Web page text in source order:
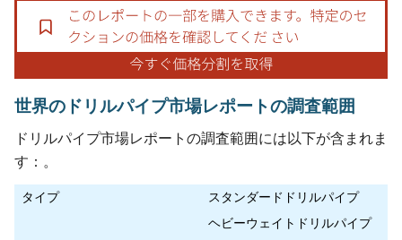
世界のドリルパイプ市場レポートの調査範囲
ドリルパイプ市場レポートの調査範囲には以下が含まれま
す：。
タイプ
スタンダードドリルパイプ
ヘビーウェイトドリルパイプ